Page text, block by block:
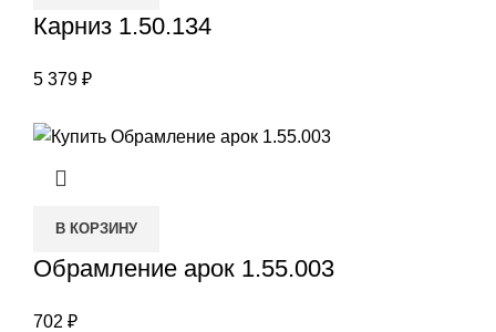
Карниз 1.50.134
5 379 ₽
В КОРЗИНУ
Обрамление арок 1.55.003
702 ₽